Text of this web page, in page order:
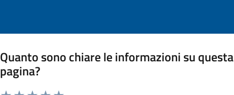
Quanto sono chiare le informazioni su questa
pagina?
Valuta da 1 a 5 stelle la pagina